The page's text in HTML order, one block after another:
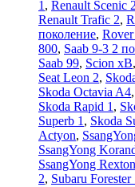
1 , Renault Scenic 2
Renault Trafic 2,
поколение,
800, Saab 9-3 2
Saab 99, Scion xB,
Seat Leon 2,
Skoda Octavia A4,
Skoda Rapid 1 ,
Superb 1 , Skoda
Actyon,
SsangYong
SsangYong Rexton
2, Subaru Forester